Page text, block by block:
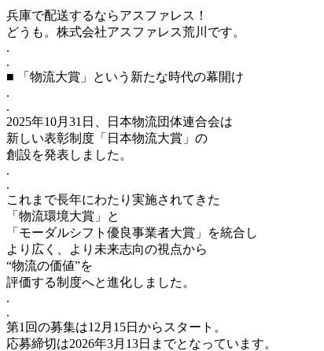
兵庫で配送するならアスファレス！
どうも。株式会社アスファレス荒川です。
.
.
■ 「物流大賞」という新たな時代の幕開け
.
.
2025年10月31日、日本物流団体連合会は
新しい表彰制度「日本物流大賞」の
創設を発表しました。
.
.
これまで長年にわたり実施されてきた
「物流環境大賞」と
「モーダルシフト優良事業者大賞」を統合し
より広く、より未来志向の視点から
“物流の価値”を
評価する制度へと進化しました。
.
.
第1回の募集は12月15日からスタート。
応募締切は2026年3月13日までとなっています。